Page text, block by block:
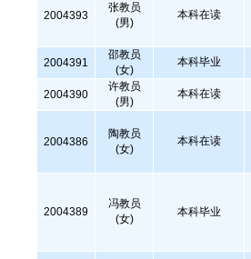
2004393
张教员
(男)
本科在读
2004391
邵教员
(女)
本科毕业
2004390
许教员
(男)
本科在读
2004386
陶教员
(女)
本科在读
2004389
冯教员
(女)
本科毕业